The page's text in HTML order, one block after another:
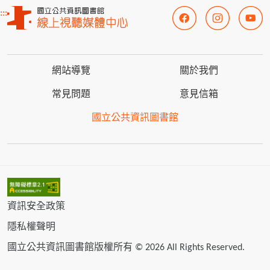
:::
網站導覽 關於我們
常見問題 意見信箱
國立公共資訊圖書館
資訊安全政策
隱私權聲明
國立公共資訊圖書館版權所有 © 2026 All Rights Reserved.